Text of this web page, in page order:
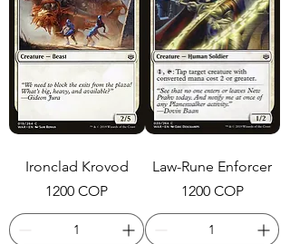
Ironclad Krovod
Precio
1200 COP
Law-Rune Enforcer
Precio
1200 COP